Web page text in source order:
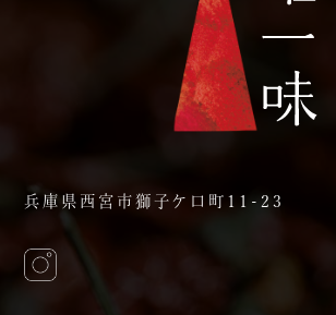
兵庫県西宮市獅子ケ口町11-23